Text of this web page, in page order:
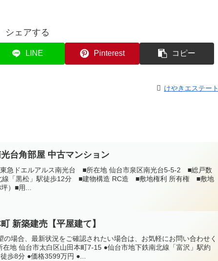
シェアする
LINE Pinterest コピー
けやきエステート
台角部屋 中古マンション
東急ドエルアルス南光台 ■所在地 仙台市泉区南光台5-5-2 ■総戸数
「黒松」駅徒歩12分 ■建物構造 RC造 ■敷地権利 所有権 ■敷地
）■用...
新築建売【平屋建て】
の場合、最新状況をご確認されたい場合は、お気軽にお問い合わせく
在地 仙台市太白区山田本町7-15 ●仙台市地下鉄南北線「富沢」駅約
歩8分 ●価格3599万円 ●...